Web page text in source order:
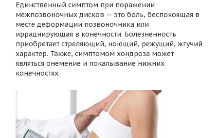
Единственный симптом при поражении
межпозвоночных дисков — это боль, беспокоящая в
месте деформации позвоночника или
иррадиирующая в конечности. Болезненность
приобретает стреляющий, ноющий, режущий, жгучий
характер. Также, симптомом хондроза может
являться онемение и покалывание нижних
конечностях.